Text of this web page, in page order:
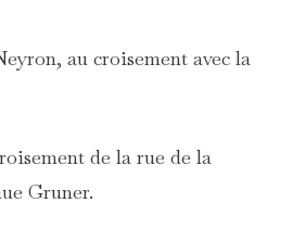
au croisement avec la
de la rue de la
Gruner.